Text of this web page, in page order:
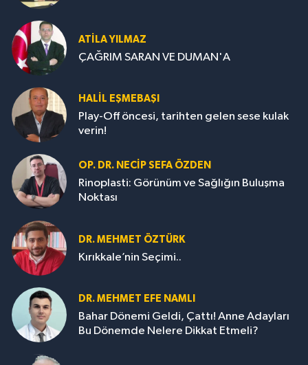
ATILA YILMAZ
ÇAĞRIM SARAN VE DUMAN'A
HALIL EŞMEBAŞI
Play-Off öncesi, tarihten gelen sese kulak
verin!
OP. DR. NECIP SEFA ÖZDEN
Rinoplasti: Görünüm ve Sağlığın Buluşma
Noktası
DR. MEHMET ÖZTÜRK
Kırıkkale’nin Seçimi..
DR. MEHMET EFE NAMLI
Bahar Dönemi Geldi, Çattı! Anne Adayları
Bu Dönemde Nelere Dikkat Etmeli?